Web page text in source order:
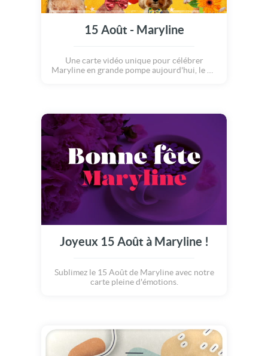
15 Août - Maryline
Une carte vidéo unique pour célébrer
Maryline en grande pompe aujourd'hui, le 15
Joyeux 15 Août à Maryline !
Sublimez le 15 Août de Maryline avec notre
carte pleine d'émotions.